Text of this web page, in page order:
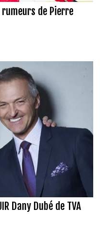
de Pierre
Dany Dubé de TVA